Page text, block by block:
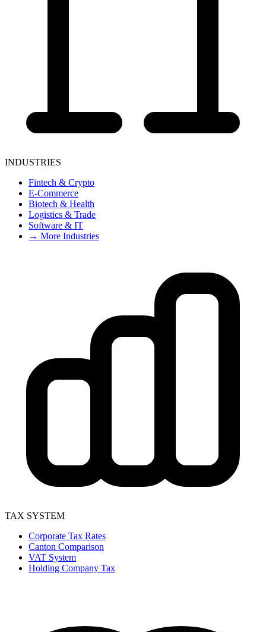
INDUSTRIES
Fintech & Crypto
E-Commerce
Biotech & Health
Logistics & Trade
Software & IT
→ More Industries
TAX SYSTEM
Corporate Tax Rates
Canton Comparison
VAT System
Holding Company Tax